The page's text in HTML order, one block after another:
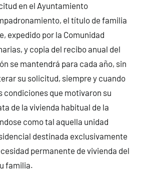
en el Ayuntamiento
el título de familia
expedido por la Comunidad
y copia del recibo anual del
se mantendrá para cada año, sin
su solicitud, siempre y cuando
condiciones que motivaron su
de la vivienda habitual de la
como tal aquella unidad
destinada exclusivamente
permanente de vivienda del
familia.